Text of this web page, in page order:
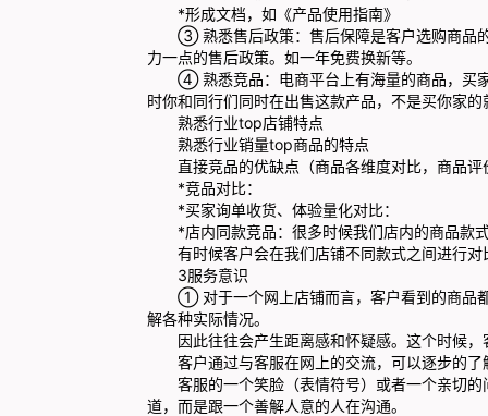
*形成文档，如《产品使用指南》
③ 熟悉售后政策：售后保障是客户选购商品的
力一点的售后政策。如一年免费换新等。
④ 熟悉竞品：电商平台上有海量的商品，买家
时你和同行们同时在出售这款产品，不是买你家
熟悉行业top店铺特点
熟悉行业销量top商品的特点
直接竞品的优缺点（商品各维度对比，商品评
*竞品对比：
*买家询单收货、体验量化对比：
*店内同款竞品：很多时候我们店内的商品款
有时候客户会在我们店铺不同款式之间进行对
3服务意识
① 对于一个网上店铺而言，客户看到的商品都
解各种实际情况。
因此往往会产生距离感和怀疑感。这个时候，
客户通过与客服在网上的交流，可以逐步的了
客服的一个笑脸（表情符号）或者一个亲切的
道，而是跟一个善解人意的人在沟通。